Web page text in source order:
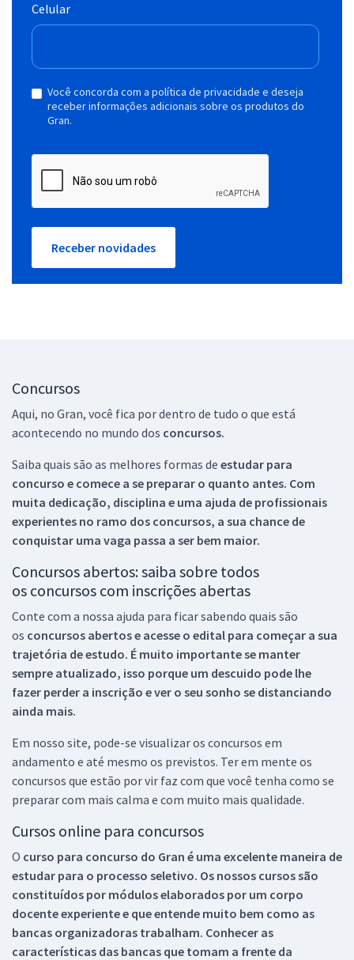
Celular
Você concorda com a política de privacidade e deseja
receber informações adicionais sobre os produtos do
Gran.
Receber novidades
Concursos
Aqui, no Gran, você fica por dentro de tudo o que está
acontecendo no mundo dos concursos.
Saiba quais são as melhores formas de estudar para
concurso e comece a se preparar o quanto antes. Com
muita dedicação, disciplina e uma ajuda de profissionais
experientes no ramo dos concursos, a sua chance de
conquistar uma vaga passa a ser bem maior.
Concursos abertos: saiba sobre todos
os concursos com inscrições abertas
Conte com a nossa ajuda para ficar sabendo quais são
os concursos abertos e acesse o edital para começar a sua
trajetória de estudo. É muito importante se manter
sempre atualizado, isso porque um descuido pode lhe
fazer perder a inscrição e ver o seu sonho se distanciando
ainda mais.
Em nosso site, pode-se visualizar os concursos em
andamento e até mesmo os previstos. Ter em mente os
concursos que estão por vir faz com que você tenha como se
preparar com mais calma e com muito mais qualidade.
Cursos online para concursos
O curso para concurso do Gran é uma excelente maneira de
estudar para o processo seletivo. Os nossos cursos são
constituídos por módulos elaborados por um corpo
docente experiente e que entende muito bem como as
bancas organizadoras trabalham. Conhecer as
características das bancas que tomam a frente da